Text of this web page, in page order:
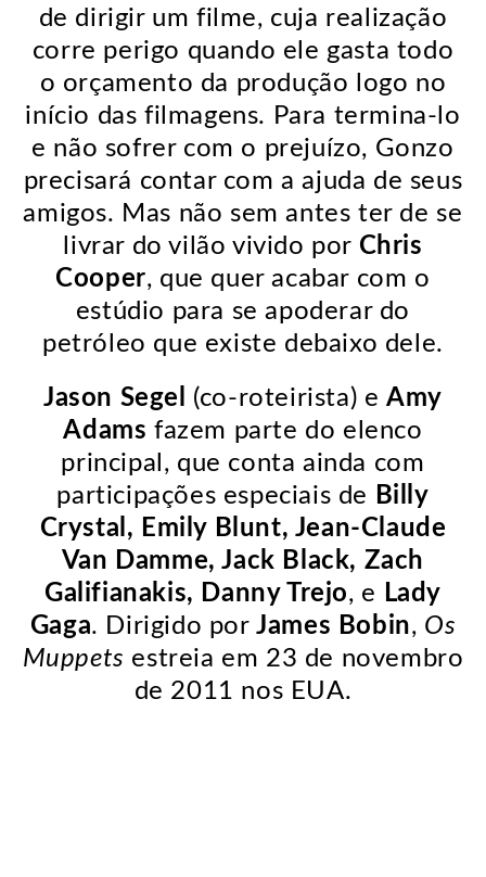
de dirigir um filme, cuja realização
corre perigo quando ele gasta todo
o orçamento da produção logo no
início das filmagens. Para termina-lo
e não sofrer com o prejuízo, Gonzo
precisará contar com a ajuda de seus
amigos. Mas não sem antes ter de se
livrar do vilão vivido por Chris
Cooper, que quer acabar com o
estúdio para se apoderar do
petróleo que existe debaixo dele.
Jason Segel (co-roteirista) eAmy
Adams fazem parte do elenco
principal, que conta ainda com
participações especiais de Billy
Crystal, Emily Blunt, Jean-Claude
Van Damme, Jack Black, Zach
Galifianakis, Danny Trejo, e Lady
Gaga. Dirigido porJames Bobin, Os
Muppets estreia em 23 de novembro
de 2011 nos EUA.